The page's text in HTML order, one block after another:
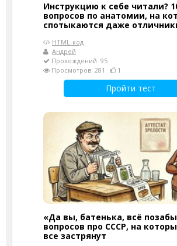
Инструкцию к себе читали?
вопросов по анатомии, на
спотыкаются даже
HTML-код
Андрей
Прохождений: 95
Просмотров: 281
1
Пройти тест
«Да вы, батенька, всё
вопросов про СССР, на
все застрянут